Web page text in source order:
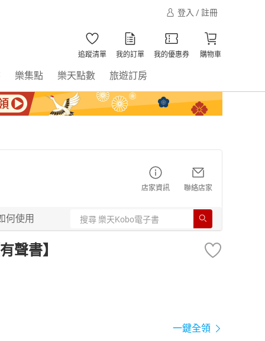
登入 / 註冊
追蹤清單 我的訂單 我的優惠券 購物車
樂集點 樂天點數 旅遊訂房
店家資訊 聯絡店家
何使用
聲書】
一鍵全領